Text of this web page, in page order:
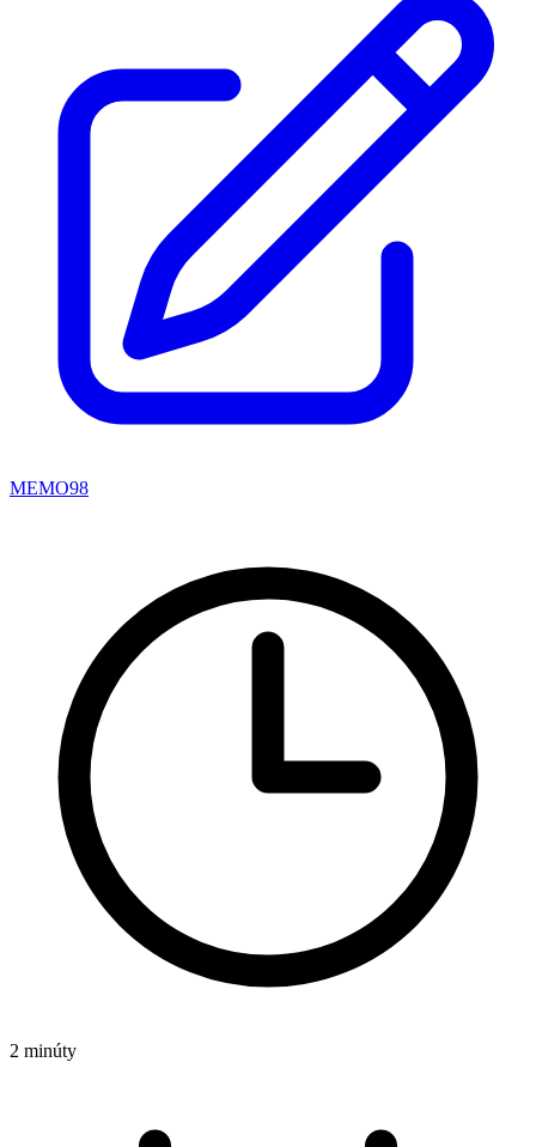
MEMO98
2 minúty